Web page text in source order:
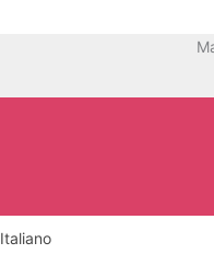
Italiano